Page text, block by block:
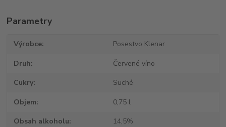
Parametry
Výrobce Posestvo Klenar
Druh Červené víno
Cukry Suché
Objem 0,75 l
Obsah alkoholu 14,5%